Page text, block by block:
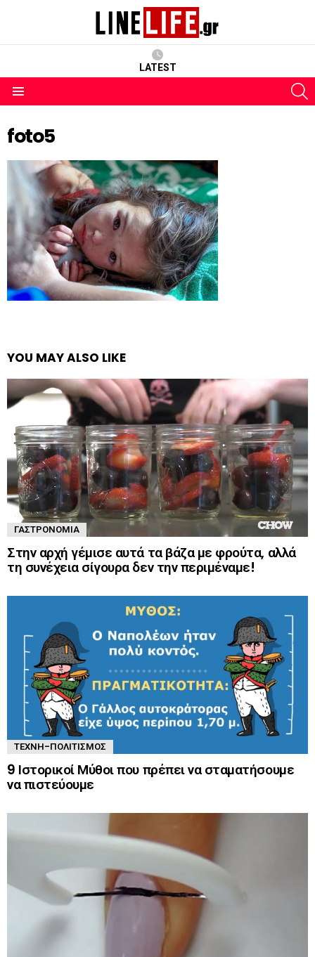
LATEST
foto5
YOU MAY ALSO LIKE
ΓΑΣΤΡΟΝΟΜΊΑ
Στην αρχή γέμισε αυτά τα βάζα με φρούτα, αλλά
τη συνέχεια σίγουρα δεν την περιμέναμε!
ΤΈΧΝΗ-ΠΟΛΙΤΙΣΜΌΣ
9 Ιστορικοί Μύθοι που πρέπει να σταματήσουμε
να πιστεύουμε